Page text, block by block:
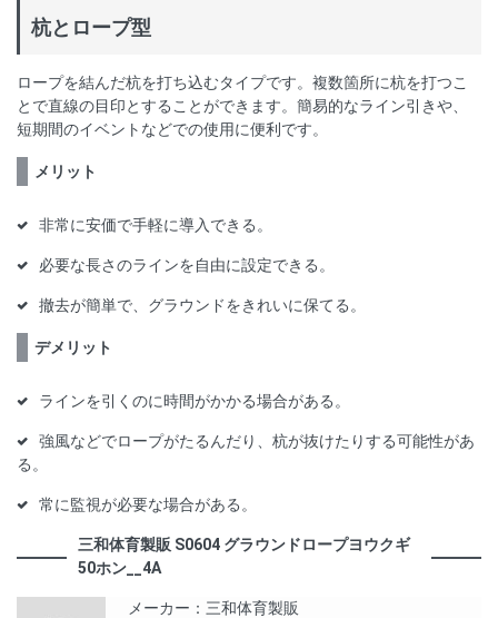
杭とロープ型
ロープを結んだ杭を打ち込むタイプです。複数箇所に杭を打つこ
とで直線の目印とすることができます。簡易的なライン引きや、
短期間のイベントなどでの使用に便利です。
メリット
非常に安価で手軽に導入できる。
必要な長さのラインを自由に設定できる。
撤去が簡単で、グラウンドをきれいに保てる。
デメリット
ラインを引くのに時間がかかる場合がある。
強風などでロープがたるんだり、杭が抜けたりする可能性があ
る。
常に監視が必要な場合がある。
三和体育製販 S0604 グラウンドロープヨウクギ
50ホン__4A
メーカー：三和体育製販